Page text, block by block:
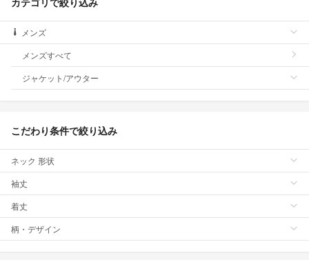
メンズ
メンズすべて
ジャケット/アウター
こだわり条件で絞り込み
ネック 形状
袖丈
着丈
柄・デザイン